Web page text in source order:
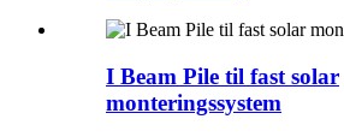
I Beam Pile til fast solar
monteringssystem